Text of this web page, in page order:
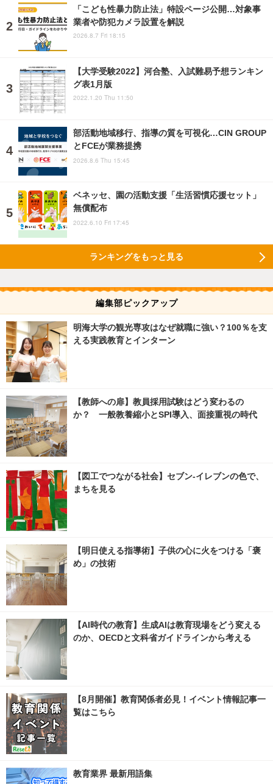
「こども性暴力防止法」特設ページ公開…対象事
業者や防犯カメラ設置を解説
2026.8.7 Fri 18:15
【大学受験2022】河合塾、入試難易予想ランキン
グ表1月版
2022.1.20 Thu 11:50
部活動地域移行、指導の質を可視化…CIN GROUP
とFCEが業務提携
2026.8.6 Thu 15:45
ベネッセ、園の活動支援「生活習慣応援セット」
無償配布
2022.6.10 Fri 17:45
ランキングをもっと見る
編集部ピックアップ
明海大学の観光専攻はなぜ就職に強い？100％を支
える実践教育とインターン
【教師への扉】教員採用試験はどう変わるの
か？ 一般教養縮小とSPI導入、面接重視の時代
【図工でつながる社会】セブン‐イレブンの色で、
まちを見る
【明日使える指導術】子供の心に火をつける「褒
め」の技術
【AI時代の教育】生成AIは教育現場をどう変える
のか、OECDと文科省ガイドラインから考える
【8月開催】教育関係者必見！イベント情報記事一
覧はこちら
教育業界 最新用語集